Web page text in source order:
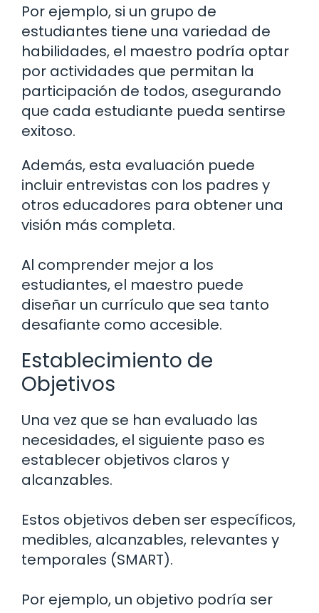
Por ejemplo, si un grupo de
estudiantes tiene una variedad de
habilidades, el maestro podría optar
por actividades que permitan la
participación de todos, asegurando
que cada estudiante pueda sentirse
exitoso.
Además, esta evaluación puede
incluir entrevistas con los padres y
otros educadores para obtener una
visión más completa.
Al comprender mejor a los
estudiantes, el maestro puede
diseñar un currículo que sea tanto
desafiante como accesible.
Establecimiento de
Objetivos
Una vez que se han evaluado las
necesidades, el siguiente paso es
establecer objetivos claros y
alcanzables.
Estos objetivos deben ser específicos,
medibles, alcanzables, relevantes y
temporales (SMART).
Por ejemplo, un objetivo podría ser